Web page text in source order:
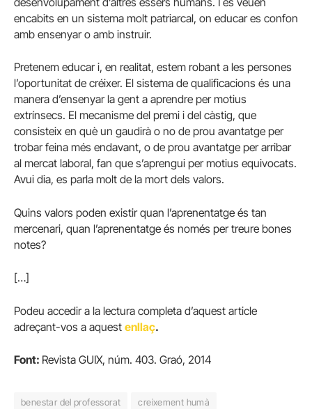
encabits en un sistema molt patriarcal, on educar es confon
amb ensenyar o amb instruir.
Pretenem educar i, en realitat, estem robant a les persones
l’oportunitat de créixer. El sistema de qualificacions és una
manera d’ensenyar la gent a aprendre per motius
extrínsecs. El mecanisme del premi i del càstig, que
consisteix en què un gaudirà o no de prou avantatge per
trobar feina més endavant, o de prou avantatge per arribar
al mercat laboral, fan que s’aprengui per motius equivocats.
Avui dia, es parla molt de la mort dels valors.
Quins valors poden existir quan l’aprenentatge és tan
mercenari, quan l’aprenentatge és només per treure bones
notes?
[…]
Podeu accedir a la lectura completa d’aquest article
adreçant-vos a aquest enllaç.
Font: Revista GUIX, núm. 403. Graó, 2014
benestar del professorat
creixement humà